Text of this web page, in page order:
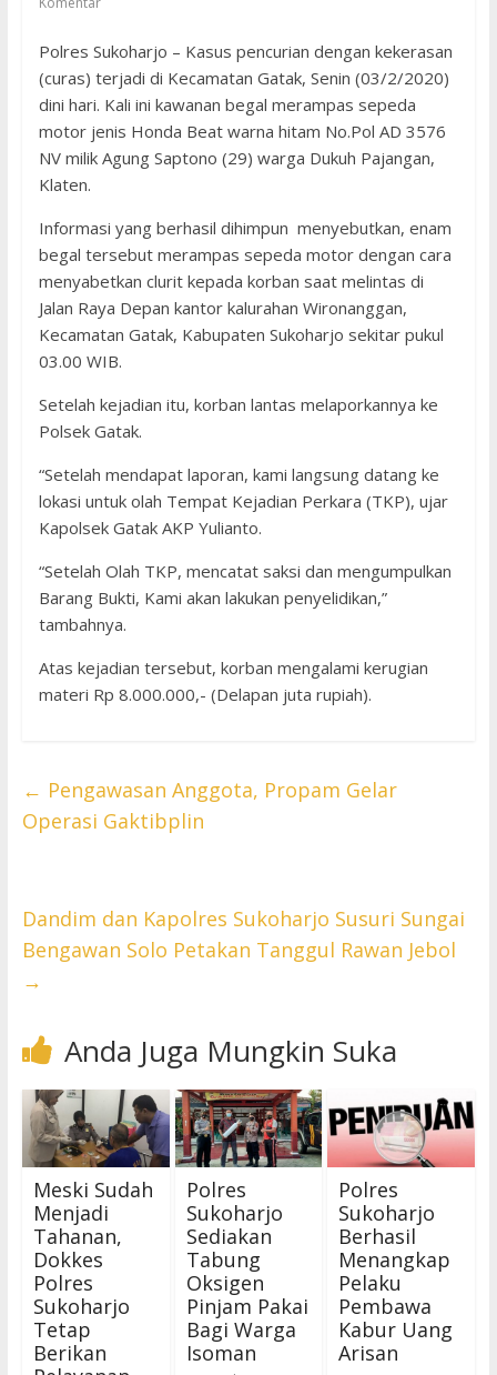
Polres Sukoharjo – Kasus pencurian dengan kekerasan
(curas) terjadi di Kecamatan Gatak, Senin (03/2/2020)
dini hari. Kali ini kawanan begal merampas sepeda
motor jenis Honda Beat warna hitam No.Pol AD 3576
NV milik Agung Saptono (29) warga Dukuh Pajangan,
Klaten.
Informasi yang berhasil dihimpun menyebutkan, enam
begal tersebut merampas sepeda motor dengan cara
menyabetkan clurit kepada korban saat melintas di
Jalan Raya Depan kantor kalurahan Wironanggan,
Kecamatan Gatak, Kabupaten Sukoharjo sekitar pukul
03.00 WIB.
Setelah kejadian itu, korban lantas melaporkannya ke
Polsek Gatak.
“Setelah mendapat laporan, kami langsung datang ke
lokasi untuk olah Tempat Kejadian Perkara (TKP), ujar
Kapolsek Gatak AKP Yulianto.
“Setelah Olah TKP, mencatat saksi dan mengumpulkan
Barang Bukti, Kami akan lakukan penyelidikan,”
tambahnya.
Atas kejadian tersebut, korban mengalami kerugian
materi Rp 8.000.000,- (Delapan juta rupiah).
← Pengawasan Anggota, Propam Gelar
Operasi Gaktibplin
Dandim dan Kapolres Sukoharjo Susuri Sungai
Bengawan Solo Petakan Tanggul Rawan Jebol
→
Anda Juga Mungkin Suka
Meski Sudah
Menjadi
Tahanan,
Dokkes
Polres
Sukoharjo
Tetap
Berikan
Polres
Sukoharjo
Sediakan
Tabung
Oksigen
Pinjam Pakai
Bagi Warga
Isoman
Polres
Sukoharjo
Berhasil
Menangkap
Pelaku
Pembawa
Kabur Uang
Arisan